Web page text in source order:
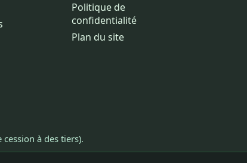
Politique de
confidentialité
Plan du site
à des tiers).